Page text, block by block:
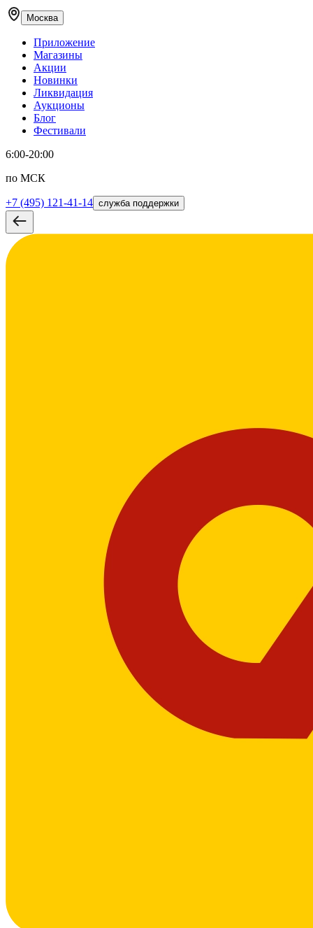
Москва
Приложение
Магазины
Акции
Новинки
Ликвидация
Аукционы
Блог
Фестивали
6:00-20:00
по МСК
+7 (495) 121-41-14 служба поддержки